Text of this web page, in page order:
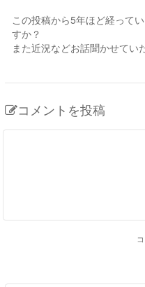
この投稿から5年ほど経って
すか？
また近況などお話聞かせてい
コメントを投稿